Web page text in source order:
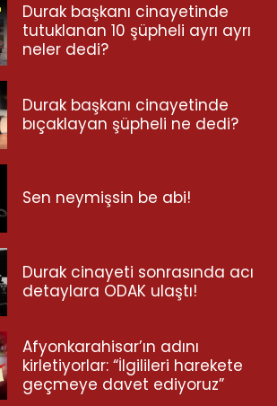
Durak başkanı cinayetinde
tutuklanan 10 şüpheli ayrı ayrı
neler dedi?
Durak başkanı cinayetinde
bıçaklayan şüpheli ne dedi?
Sen neymişsin be abi!
Durak cinayeti sonrasında acı
detaylara ODAK ulaştı!
Afyonkarahisar’ın adını
kirletiyorlar: “İlgilileri harekete
geçmeye davet ediyoruz”